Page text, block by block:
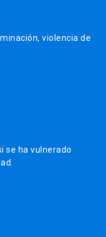
violencia de
se ha vulnerado